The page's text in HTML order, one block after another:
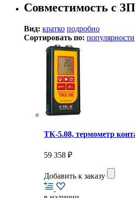
Совместимость с
Вид: кратко подробно
Сортировать по: популярности
ТК-5.08, термометр
59 358 ₽
Добавить к заказу